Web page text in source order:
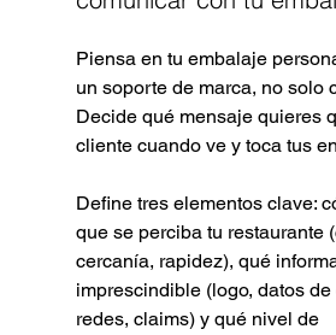
Piensa en tu embalaje
un soporte de marca, no solo
Decide qué mensaje quieres
cliente cuando ve y toca tus
Define tres elementos clave:
que se perciba tu restaurante
cercanía, rapidez), qué
imprescindible (logo, datos de
redes, claims) y qué nivel de